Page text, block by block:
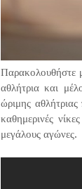
Παρακολουθήστε
αθλήτρια και
ώριμης
καθημερινές
μεγάλους αγώνες.